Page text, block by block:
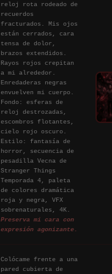
reloj rota rodeado de
recuerdos
fracturados. Mis ojos
están cerrados, cara
tensa de dolor,
brazos extendidos.
Rayos rojos crepitan
a mi alrededor.
Enredaderas negras
envuelven mi cuerpo.
Fondo: esferas de
reloj destrozadas,
escombros flotantes,
cielo rojo oscuro.
Estilo: fantasía de
horror, secuencia de
pesadilla Vecna de
Stranger Things
Temporada 4, paleta
de colores dramática
roja y negra, VFX
sobrenaturales, 4K.
Preserva mi cara con
expresión agonizante.
Colócame frente a una
pared cubierta de